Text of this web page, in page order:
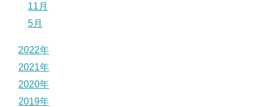
11月
5月
2022年
2021年
2020年
2019年